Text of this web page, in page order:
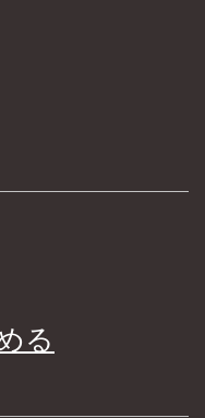
る